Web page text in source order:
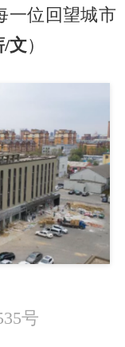
一位回望城市
/文）
号